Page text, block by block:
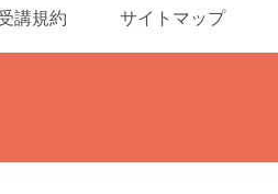
講規約 サイトマップ